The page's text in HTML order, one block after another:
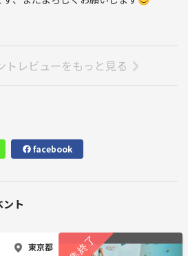
トレビューをもっと見る
facebook
ト
東京都